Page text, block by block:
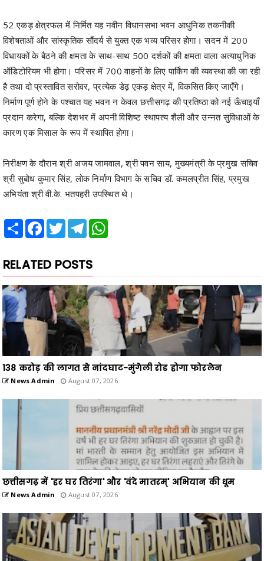
52 एकड़ क्षेत्रफल में निर्मित यह नवीन विधानसभा भवन आधुनिक तकनीकी
विशेषताओं और सांस्कृतिक सौंदर्य से युक्त एक भव्य परिसर होगा। सदन में 200
विधायकों के बैठने की क्षमता के साथ-साथ 500 दर्शकों की क्षमता वाला अत्याधुनिक
ऑडिटोरियम भी होगा। परिसर में 700 वाहनों के लिए पार्किंग की व्यवस्था की जा रही
है तथा दो प्रस्तावित सरोवर, प्रत्येक डेढ़ एकड़ क्षेत्र में, विकसित किए जाएँगे।
निर्माण पूर्ण होने के पश्चात यह भवन न केवल छत्तीसगढ़ की प्रतिष्ठा को नई ऊँचाइयाँ
प्रदान करेगा, बल्कि देशभर में अपनी विशिष्ट स्थापत्य शैली और उन्नत सुविधाओं के
कारण एक मिसाल के रूप में स्थापित होगा।
निरीक्षण के दौरान श्री अजय जामवाल, श्री पवन साय, मुख्यमंत्री के प्रमुख सचिव
श्री सुबोध कुमार सिंह, लोक निर्माण विभाग के सचिव डॉ. कमलप्रीत सिंह, प्रमुख
अभियंता श्री वी.के. भतपहरी उपस्थित थे।
Share Facebook
TwitterTelegram
RELATED POSTS
138 करोड़ की लागत से नांदघाट-मुंगेली रोड होगा फोरलेन
News Admin August 07, 2026
छत्तीसगढ़ में 'हर घर तिरंगा' और 'वंदे मातरम्' अभियान की धूम
News Admin August 07, 2026